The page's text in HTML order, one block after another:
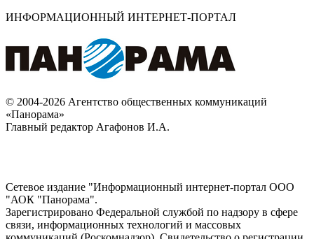
ИНФОРМАЦИОННЫЙ ИНТЕРНЕТ-ПОРТАЛ
© 2004-2026 Агентство общественных коммуникаций
«Панорама»
Главный редактор Агафонов И.А.
Сетевое издание "Информационный интернет-портал ООО
"АОК "Панорама".
Зарегистрировано Федеральной службой по надзору в сфере
связи, информационных технологий и массовых